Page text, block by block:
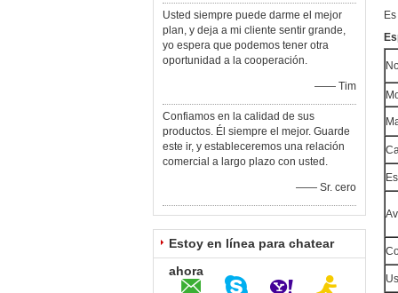
Usted siempre puede darme el mejor
plan, y deja a mi cliente sentir grande,
yo espera que podemos tener otra
oportunidad a la cooperación.
—— Tim
Confiamos en la calidad de sus
productos. Él siempre el mejor. Guarde
este ir, y estableceremos una relación
comercial a largo plazo con usted.
—— Sr. cero
Estoy en línea para chatear
ahora